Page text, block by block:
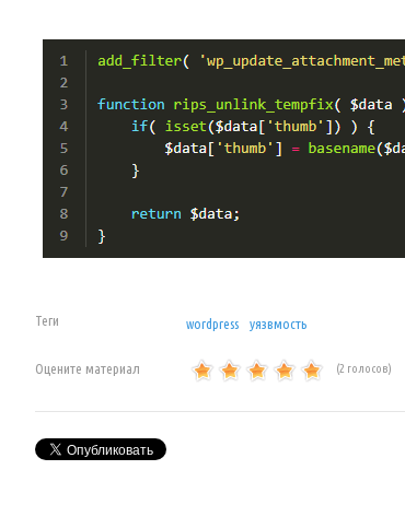
Теги wordpress уязвмость
Оцените материал (2 голосов)